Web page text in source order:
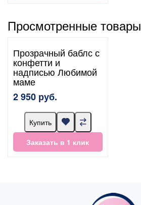
Просмотренные товары
Прозрачный баблс с
конфетти и
надписью Любимой
маме
2 950 руб.
Купить
Заказать в 1 клик